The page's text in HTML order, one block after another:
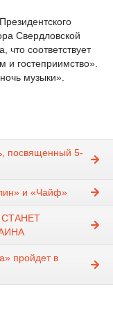
Свердловской
что соответствует
и гостеприимство».
музыки».
посвященный 5-
и «Чайф»
пройдет в